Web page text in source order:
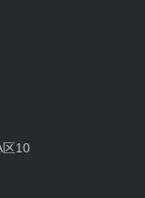
区10